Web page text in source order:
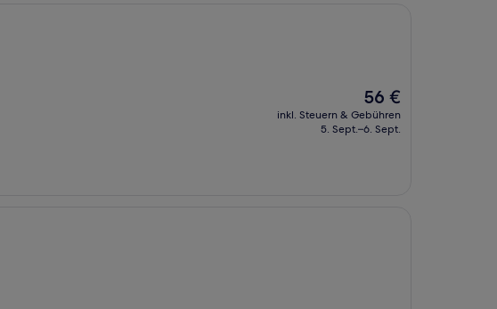
Der
Preis
beträgt
56 €
inkl. Steuern & Gebühren
5. Sept.–6. Sept.